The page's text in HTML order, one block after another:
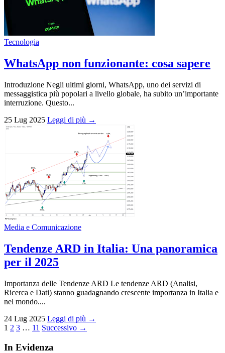
Tecnologia
WhatsApp non funzionante: cosa sapere
Introduzione Negli ultimi giorni, WhatsApp, uno dei servizi di
messaggistica più popolari a livello globale, ha subito un’importante
interruzione. Questo...
25 Lug 2025 Leggi di più →
Media e Comunicazione
Tendenze ARD in Italia: Una panoramica
per il 2025
Importanza delle Tendenze ARD Le tendenze ARD (Analisi,
Ricerca e Dati) stanno guadagnando crescente importanza in Italia e
nel mondo....
24 Lug 2025 Leggi di più →
Paginazione
degli
1 2 3 … 11 Successivo →
In Evidenza